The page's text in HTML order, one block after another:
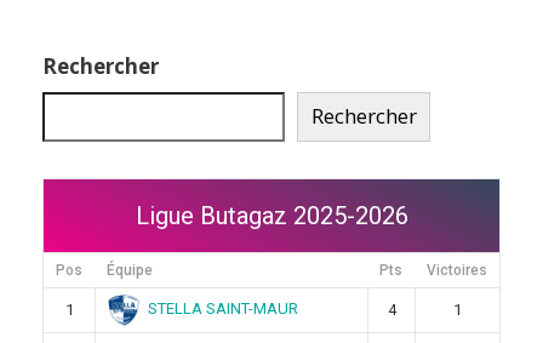
Rechercher
Rechercher
Ligue Butagaz 2025-2026
Pos Équipe Pts Victoires
1 STELLA SAINT-MAUR 4 1